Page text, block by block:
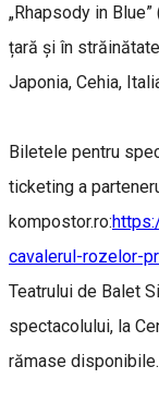
„Rhapsody in
țară și în
Japonia, Cehia,
Biletele pentru
ticketing a
kompostor.ro:
cavalerul-rozelor-
Teatrului de Balet
spectacolului, la
rămase disponibile.